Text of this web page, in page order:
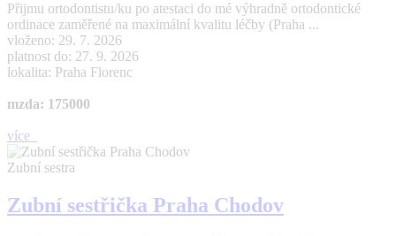
Přijmu ortodontistu/ku po atestaci do mé výhradně ortodontické
ordinace zaměřené na maximální kvalitu léčby (Praha ...
vloženo: 29. 7. 2026
platnost do: 27. 9. 2026
lokalita: Praha Florenc
mzda: 175000
více
Zubní sestra
Zubní sestřička Praha Chodov